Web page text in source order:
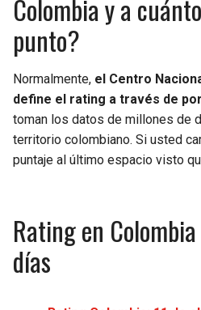
Colombia y a
punto?
Normalmente, el Centro
define el rating a través de
toman los datos de millones de
territorio colombiano. Si usted
puntaje al último espacio visto
Rating en
días